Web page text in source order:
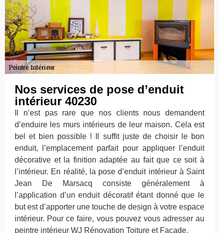
Nos services de pose d’enduit
intérieur 40230
Il n’est pas rare que nos clients nous demandent
d’enduire les murs intérieurs de leur maison. Cela est
bel et bien possible ! Il suffit juste de choisir le bon
enduit, l’emplacement parfait pour appliquer l’enduit
décorative et la finition adaptée au fait que ce soit à
l’intérieur. En réalité, la pose d’enduit intérieur à Saint
Jean De Marsacq consiste généralement à
l’application d’un enduit décoratif étant donné que le
but est d’apporter une touche de design à votre espace
intérieur. Pour ce faire, vous pouvez vous adresser au
peintre intérieur WJ Rénovation Toiture et Façade.